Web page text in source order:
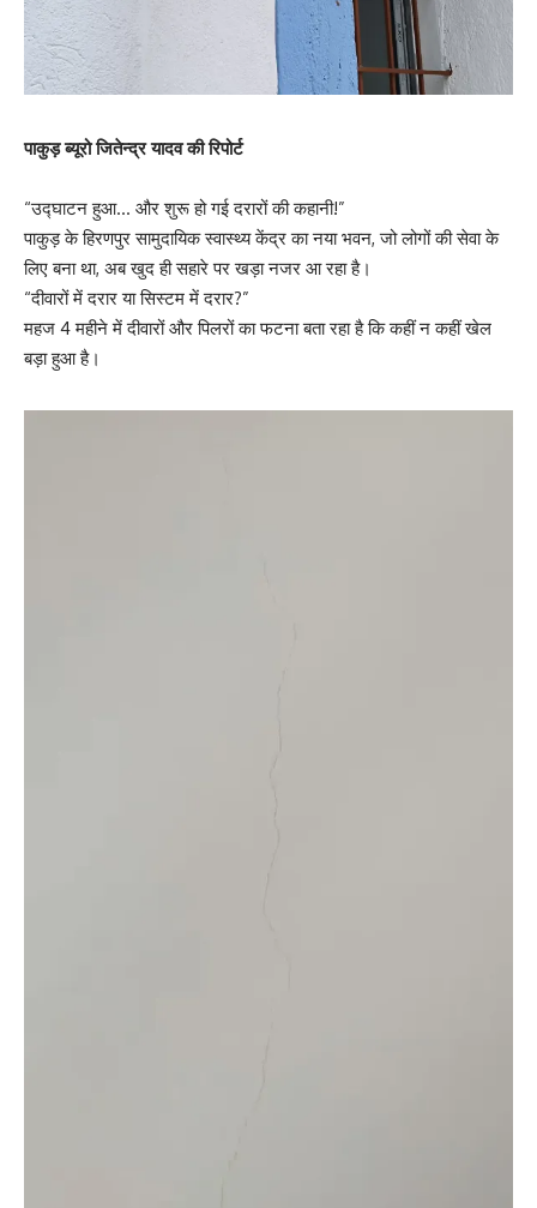
पाकुड़ ब्यूरो जितेन्द्र यादव की रिपोर्ट
“उद्घाटन हुआ… और शुरू हो गई दरारों की कहानी!”
पाकुड़ के हिरणपुर सामुदायिक स्वास्थ्य केंद्र का नया भवन, जो लोगों की सेवा के
लिए बना था, अब खुद ही सहारे पर खड़ा नजर आ रहा है।
“दीवारों में दरार या सिस्टम में दरार?”
महज 4 महीने में दीवारों और पिलरों का फटना बता रहा है कि कहीं न कहीं खेल
बड़ा हुआ है।